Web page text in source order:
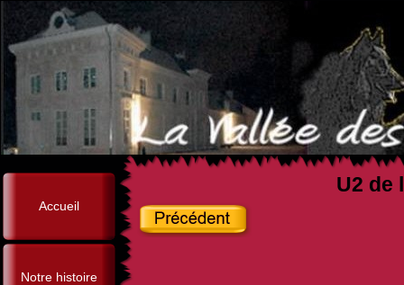
Accueil
Notre histoire
U2 de